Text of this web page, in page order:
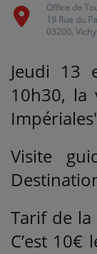
Titres diffusés
Office de
19 Rue du
03200, Vichy
Jeudi 13
10h30, la
Visite
Tarif de
C’est